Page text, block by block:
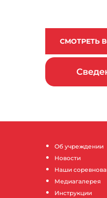
СМОТРЕТЬ
Об учреждении
Новости
Наши
Медиагалерея
Инструкции